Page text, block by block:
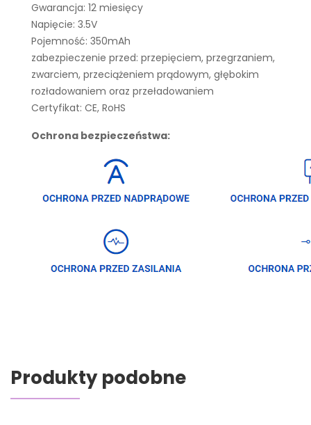
Gwarancja: 12 miesięcy
Napięcie: 3.5V
Pojemność: 350mAh
zabezpieczenie przed: przepięciem, przegrzaniem,
zwarciem, przeciążeniem prądowym, głębokim
rozładowaniem oraz przeładowaniem
Certyfikat: CE, RoHS
Ochrona bezpieczeństwa:
Produkty podobne